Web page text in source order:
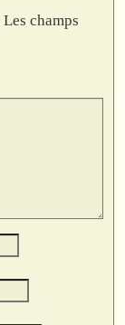
Les champs